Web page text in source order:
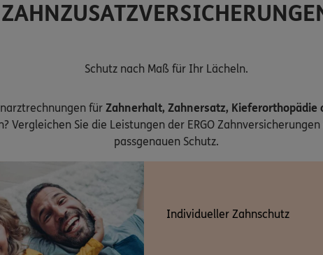
Schutz nach Maß für Ihr Lächeln.
für Zahnerhalt, Zahnersatz, Kieferorthopädie
Vergleichen Sie die Leistungen der ERGO
passgenauen Schutz.
Individueller Zahnschutz